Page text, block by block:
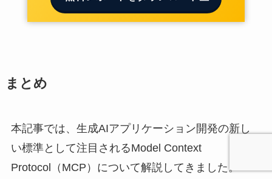
まとめ
本記事では、生成AIアプリケーション開発の新し
い標準として注目されるModel Context
Protocol（MCP）について解説してきました。